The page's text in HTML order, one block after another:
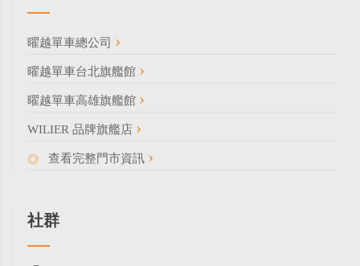
曜越單車總公司
曜越單車台北旗艦館
曜越單車高雄旗艦館
WILIER 品牌旗艦店
查看完整門市資訊
社群